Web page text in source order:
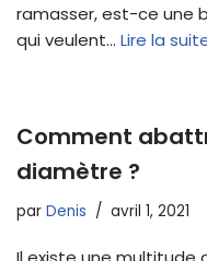
ramasser, est-ce une
qui veulent… Lire la
Comment
diamètre ?
par Denis avril 1, 2021